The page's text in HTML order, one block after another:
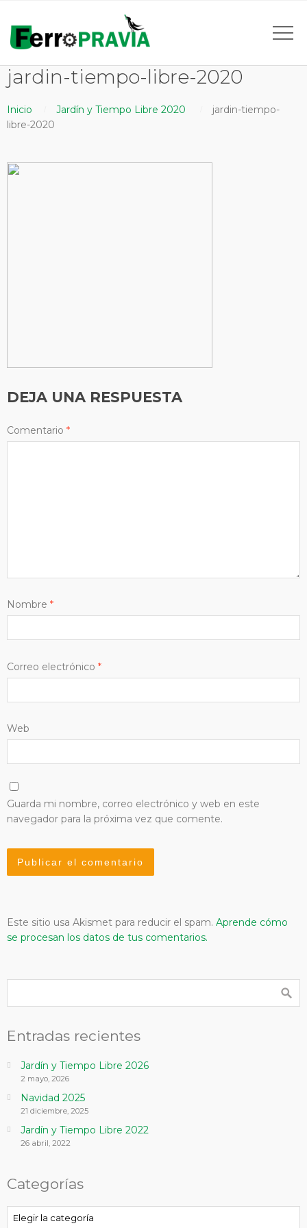
jardin-tiempo-libre-2020
Inicio Jardín y Tiempo Libre 2020
jardin-tiempo-
libre-2020
DEJA UNA RESPUESTA
Comentario *
Nombre *
Correo electrónico *
Web
Guarda mi nombre, correo electrónico y web en este
navegador para la próxima vez que comente.
Este sitio usa Akismet para reducir el spam. Aprende cómo
se procesan los datos de tus comentarios.
Entradas recientes
Jardín y Tiempo Libre 2026
2 mayo, 2026
Navidad 2025
21 diciembre, 2025
Jardín y Tiempo Libre 2022
26 abril, 2022
Categorías
Categorías